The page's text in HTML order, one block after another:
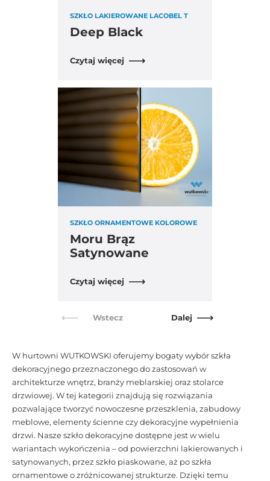
SZKŁO LAKIEROWANE LACOBEL T
Deep Black
Czytaj więcej
SZKŁO ORNAMENTOWE KOLOROWE
Moru Brąz
Satynowane
Czytaj więcej
Wstecz Dalej
W hurtowni WUTKOWSKI oferujemy bogaty wybór szkła
dekoracyjnego przeznaczonego do zastosowań w
architekturze wnętrz, branży meblarskiej oraz stolarce
drzwiowej. W tej kategorii znajdują się rozwiązania
pozwalające tworzyć nowoczesne przeszklenia, zabudowy
meblowe, elementy ścienne czy dekoracyjne wypełnienia
drzwi. Nasze szkło dekoracyjne dostępne jest w wielu
wariantach wykończenia – od powierzchni lakierowanych i
satynowanych, przez szkło piaskowane, aż po szkła
ornamentowe o zróżnicowanej strukturze. Dzięki temu